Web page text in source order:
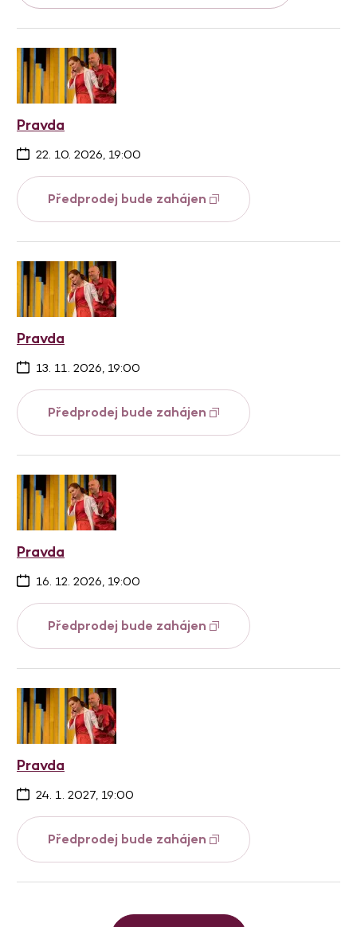
Pravda
22. 10. 2026, 19:00
Předprodej bude zahájen
Pravda
13. 11. 2026, 19:00
Předprodej bude zahájen
Pravda
16. 12. 2026, 19:00
Předprodej bude zahájen
Pravda
24. 1. 2027, 19:00
Předprodej bude zahájen